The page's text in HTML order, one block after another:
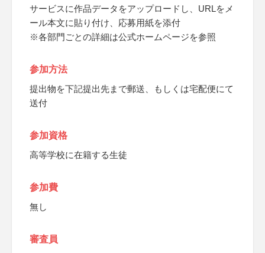
サービスに作品データをアップロードし、URLをメ
ール本文に貼り付け、応募用紙を添付
※各部門ごとの詳細は公式ホームページを参照
参加方法
提出物を下記提出先まで郵送、もしくは宅配便にて
送付
参加資格
高等学校に在籍する生徒
参加費
無し
審査員